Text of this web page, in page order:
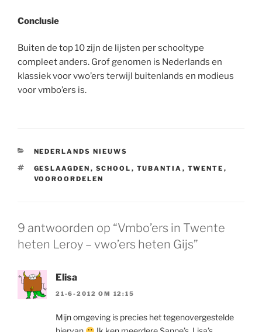
Conclusie
Buiten de top 10 zijn de lijsten per schooltype
compleet anders. Grof genomen is Nederlands en
klassiek voor vwo’ers terwijl buitenlands en modieus
voor vmbo’ers is.
CATEGORIEËN
NEDERLANDS NIEUWS
TAGS
GESLAAGDEN , SCHOOL , TUBANTIA , TWENTE ,
VOOROORDELEN
9 antwoorden op “Vmbo’ers in Twente
heten Leroy – vwo’ers heten Gijs”
Elisa
21-6-2012 OM 12:15
Mijn omgeving is precies het tegenovergestelde